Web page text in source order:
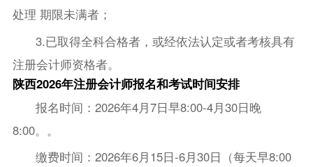
处理 期限未满者；
3.已取得全科合格者，或经依法认定或者考核具有
注册会计师资格者。
陕西2026年注册会计师报名和考试时间安排
报名时间：2026年4月7日早8:00-4月30日晚
8:00。。
缴费时间：2026年6月15日-6月30日（每天早8:00